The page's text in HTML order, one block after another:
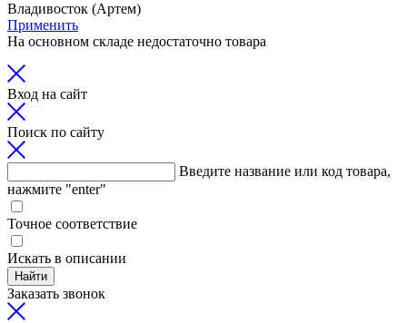
Владивосток (Артем)
Применить
На основном складе недостаточно товара
Вход на сайт
Поиск по сайту
Введите название или код товара,
нажмите "enter"
Точное соответствие
Искать в описании
Найти
Заказать звонок